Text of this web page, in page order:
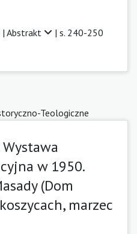
Abstrakt | s. 240-250
Teologiczne
w 1950.
(Dom
marzec